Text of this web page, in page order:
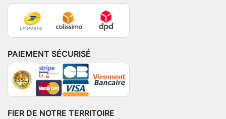
PAIEMENT SÉCURISÉ
FIER DE NOTRE TERRITOIRE